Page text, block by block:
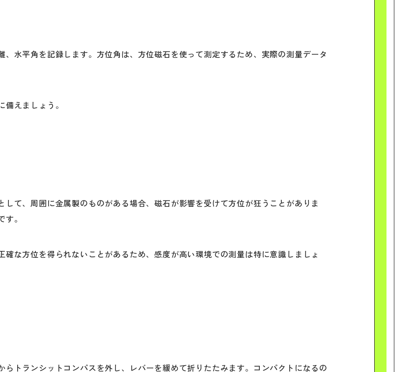
水平角を記録します。方位角は、方位磁石を使って測定するため、実際の測量データ
えましょう。
して、周囲に金属製のものがある場合、磁石が影響を受けて方位が狂うことがありま
。
な方位を得られないことがあるため、感度が高い環境での測量は特に意識しましょ
トランシットコンパスを外し、レバーを緩めて折りたたみます。コンパクトになるの